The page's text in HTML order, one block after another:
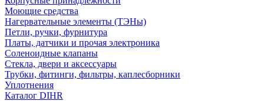
Моющие средства
Нагервательные элементы (ТЭНы)
Петли, ручки, фурнитура
Платы, датчики и прочая электроника
Соленоидные клапаны
Стекла, двери и аксессуары
Трубки, фитинги, фильтры, каплесборники
Уплотнения
Каталог DIHR